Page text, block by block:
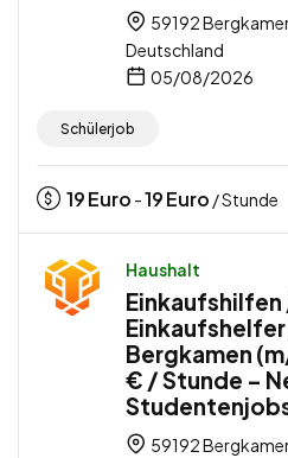
59192
Deutschland
05/08/2026
Schülerjob
19Euro -19Euro / Stunde
Haushalt
Bergkamen
€ / Stunde –
59192